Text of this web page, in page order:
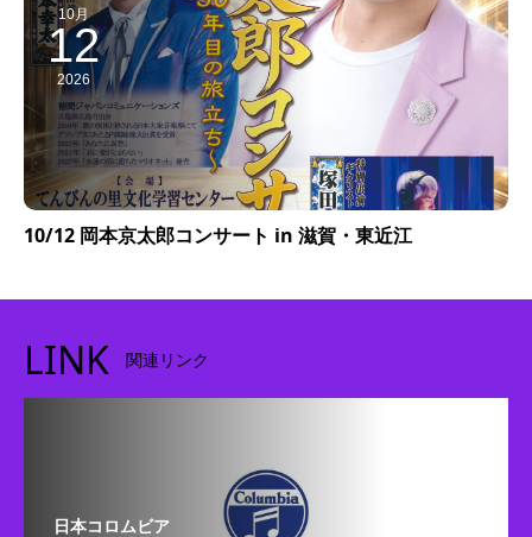
10月
12
2026
10/12 岡本京太郎コンサート in 滋賀・東近江
LINK 関連リンク
日本コロムビア